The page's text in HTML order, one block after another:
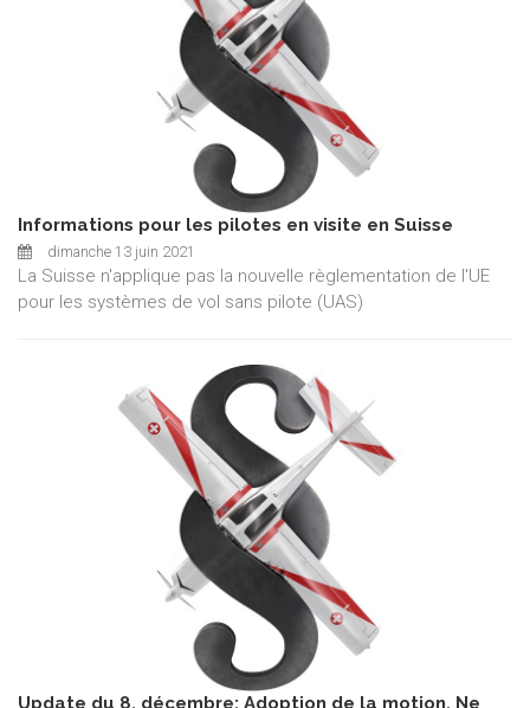
Informations pour les pilotes en visite en Suisse
dimanche 13 juin 2021
La Suisse n'applique pas la nouvelle règlementation de l'UE
pour les systèmes de vol sans pilote (UAS)
Update du 8. décembre: Adoption de la motion, Ne